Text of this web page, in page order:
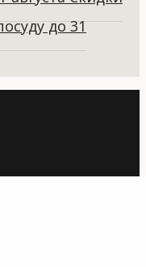
до 31